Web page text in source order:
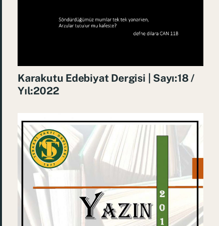
Karakutu Edebiyat Dergisi | Sayı:18 /
Yıl:2022